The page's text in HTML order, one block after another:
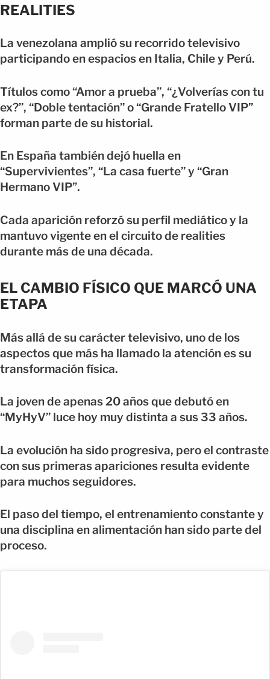
REALITIES
La venezolana amplió su recorrido televisivo
participando en espacios en Italia, Chile y Perú.
Títulos como “Amor a prueba”, “¿Volverías con tu
ex?”, “Doble tentación” o “Grande Fratello VIP”
forman parte de su historial.
En España también dejó huella en
“Supervivientes”, “La casa fuerte” y “Gran
Hermano VIP”.
Cada aparición reforzó su perfil mediático y la
mantuvo vigente en el circuito de realities
durante más de una década.
EL CAMBIO FÍSICO QUE MARCÓ UNA
ETAPA
Más allá de su carácter televisivo, uno de los
aspectos que más ha llamado la atención es su
transformación física.
La joven de apenas 20 años que debutó en
“MyHyV” luce hoy muy distinta a sus 33 años.
La evolución ha sido progresiva, pero el contraste
con sus primeras apariciones resulta evidente
para muchos seguidores.
El paso del tiempo, el entrenamiento constante y
una disciplina en alimentación han sido parte del
proceso.